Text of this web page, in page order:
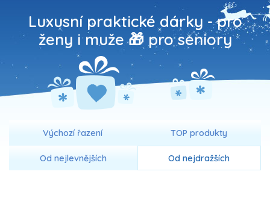
Luxusní praktické dárky - pro
ženy i muže 🎁 pro seniory
Výchozí řazení TOP produkty
Od nejlevnějších Od nejdražších